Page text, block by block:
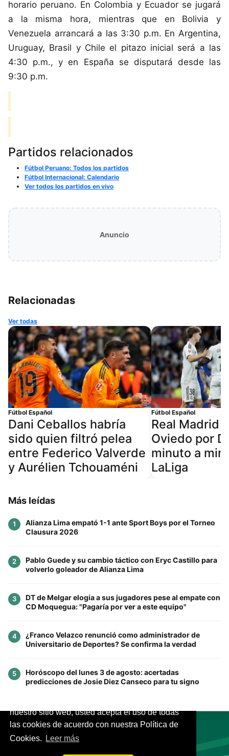
Este sitio utiliza cookies para mejorar la
nuestro sitio web, usted acepta el uso de todas
las cookies de acuerdo con nuestra Política de
Cookies.
Leer más
horario peruano. En Colombia y Ecuador se jugará
a la misma hora, mientras que en Bolivia y
Venezuela arrancará a las 3:30 p.m. En Argentina,
Uruguay, Brasil y Chile el pitazo inicial será a las
4:30 p.m., y en España se disputará desde las
9:30 p.m.
Partidos relacionados
Fútbol Peruano: Todos los partidos
Fútbol Internacional: Calendario
Ver todos los partidos en vivo
Anuncio
Relacionadas
Ver todas
Fútbol Español
Dani Ceballos habría
sido quien filtró pelea
entre Federico Valverde
y Aurélien Tchouaméni
Fútbol Español
Real Madrid
Oviedo por
minuto a
LaLiga
Más leídas
1
Alianza Lima empató 1-1 ante Sport Boys por el Torneo
Clausura 2026
2
Pablo Guede y su cambio táctico con Eryc Castillo para
volverlo goleador de Alianza Lima
3
DT de Melgar elogia a sus jugadores pese al empate con
CD Moquegua: "Pagaría por ver a este equipo"
4
¿Franco Velazco renunció como administrador de
Universitario de Deportes? Se confirma la verdad
5
Horóscopo del lunes 3 de agosto: acertadas
predicciones de Josie Diez Canseco para tu signo